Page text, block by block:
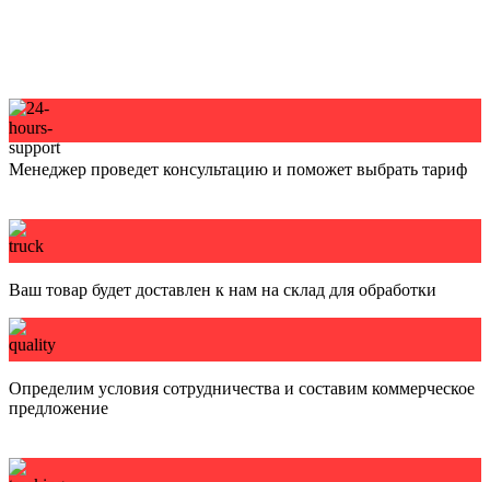
Менеджер проведет консультацию и поможет выбрать тариф
Ваш товар будет доставлен к нам на склад для обработки
Определим условия сотрудничества и составим коммерческое
предложение